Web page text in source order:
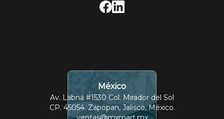
México
Av. Labná #1530 Col. Mirador del Sol
CP. 45054. Zapopan, Jalisco, México.